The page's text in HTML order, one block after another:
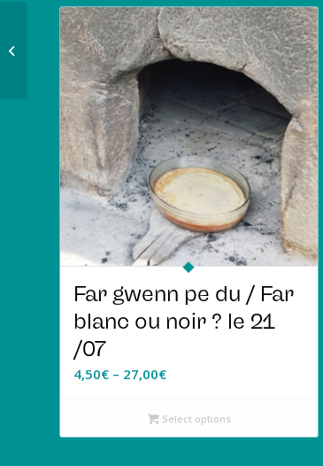
Far gwenn pe du / Far
blanc ou noir ? le 21
/07
4,50€ – 27,00€
Select options
Atelier Galettes au feu
de bois 13/ 07